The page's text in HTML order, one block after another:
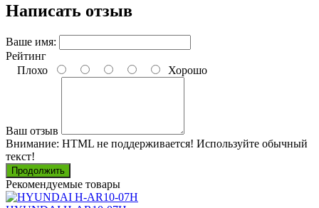
Написать отзыв
Ваше имя:
Рейтинг
Плохо
Хорошо
Ваш отзыв
Внимание: HTML не поддерживается! Используйте обычный
текст!
Продолжить
Рекомендуемые товары